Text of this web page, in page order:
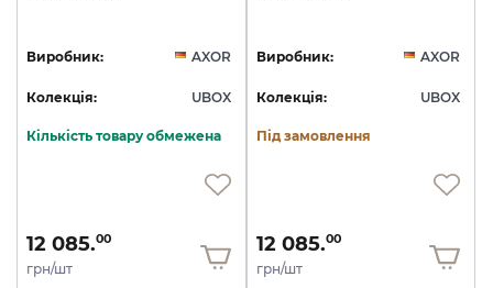
Виробник: AXOR
Колекція: UBOX
Кількість товару обмежена
12 085.00
грн/шт
Виробник: AXOR
Колекція: UBOX
Під замовлення
12 085.00
грн/шт